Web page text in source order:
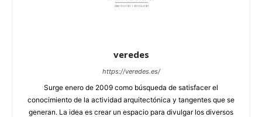
veredes
https://veredes.es/
Surge enero de 2009 como búsqueda de satisfacer el
conocimiento de la actividad arquitectónica y tangentes que se
generan. La idea es crear un espacio para divulgar los diversos